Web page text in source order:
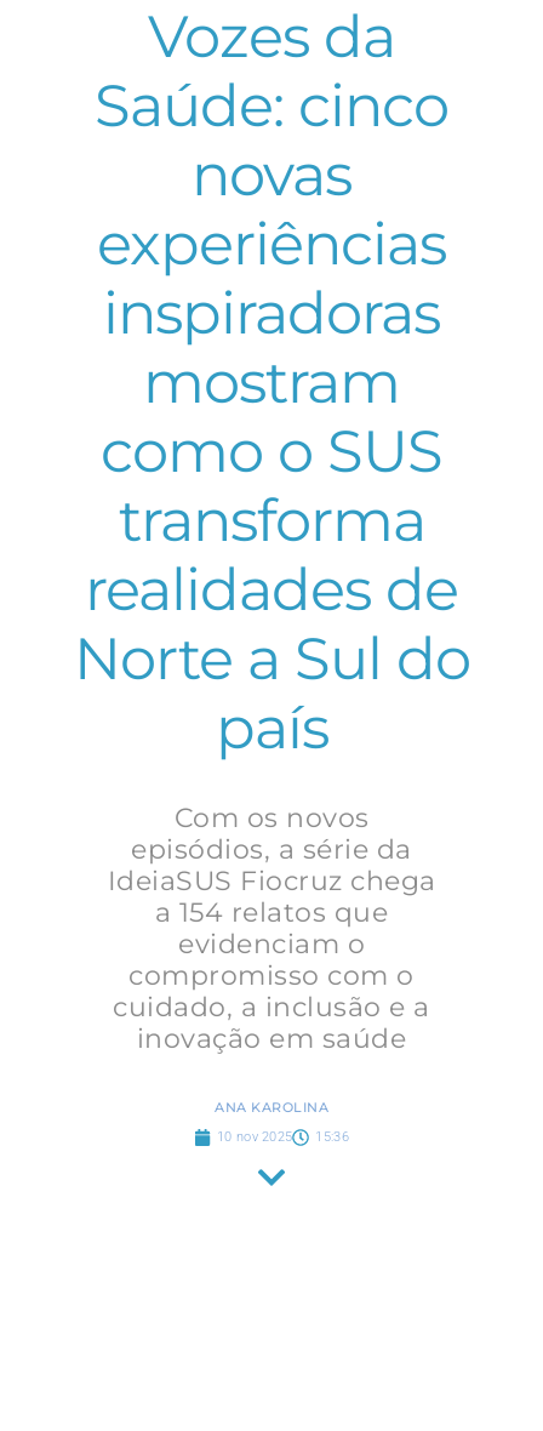
Vozes da
Saúde: cinco
novas
experiências
inspiradoras
mostram
como o SUS
transforma
realidades de
Norte a Sul do
país
Com os novos
episódios, a série da
IdeiaSUS Fiocruz chega
a 154 relatos que
evidenciam o
compromisso com o
cuidado, a inclusão e a
inovação em saúde
ANA KAROLINA
10 nov 2025 15:36